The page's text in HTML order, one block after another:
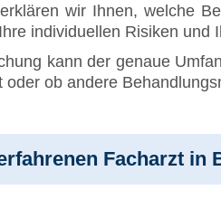
wir Ihnen, welche
individuellen Risiken und
kann der genaue
ob andere
Facharzt in